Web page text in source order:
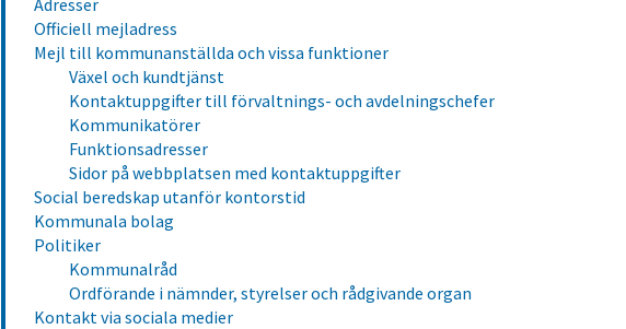
Officiell mejladress
Mejl till kommunanställda och vissa funktioner
Växel och kundtjänst
Kontaktuppgifter till förvaltnings- och avdelningschefer
Kommunikatörer
Funktionsadresser
Sidor på webbplatsen med kontaktuppgifter
Social beredskap utanför kontorstid
Kommunala bolag
Politiker
Kommunalråd
Ordförande i nämnder, styrelser och rådgivande organ
Kontakt via sociala medier